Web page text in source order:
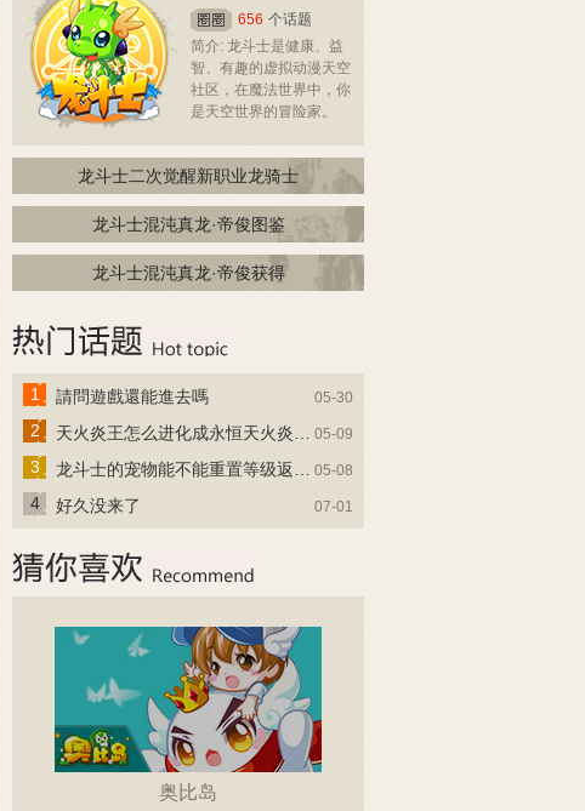
656 个话题
简介: 龙斗士是健康、益
智、有趣的虚拟动漫天空
社区，在魔法世界中，你
是天空世界的冒险家。
龙斗士二次觉醒新职业龙骑士
龙斗士混沌真龙·帝俊图鉴
龙斗士混沌真龙·帝俊获得
1 請問遊戲還能進去嗎 05-30
2 天火炎王怎么进化成永恒天火炎王？ 05-09
3 龙斗士的宠物能不能重置等级返还水晶啊 05-08
4 好久没来了 07-01
奥比岛